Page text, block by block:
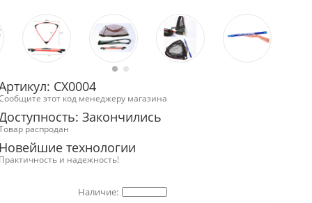
СХ0004
этот код менеджеру магазина
Закончились
распродан
Новейшие технологии
Практичность и надежность!